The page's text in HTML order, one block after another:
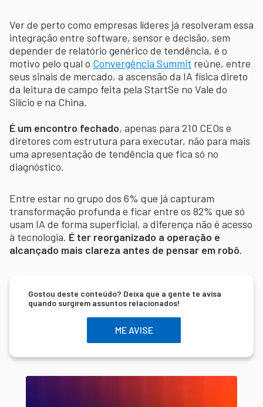
Ver de perto como empresas líderes já resolveram essa
integração entre software, sensor e decisão, sem
depender de relatório genérico de tendência, é o
motivo pelo qual o Convergência Summit reúne, entre
seus sinais de mercado, a ascensão da IA física direto
da leitura de campo feita pela StartSe no Vale do
Silício e na China.
É um encontro fechado, apenas para 210 CEOs e
diretores com estrutura para executar, não para mais
uma apresentação de tendência que fica só no
diagnóstico.
Entre estar no grupo dos 6% que já capturam
transformação profunda e ficar entre os 82% que só
usam IA de forma superficial, a diferença não é acesso
à tecnologia. É ter reorganizado a operação e
alcançado mais clareza antes de pensar em robô.
Gostou deste conteúdo? Deixa que a gente te avisa
quando surgirem assuntos relacionados!
ME AVISE